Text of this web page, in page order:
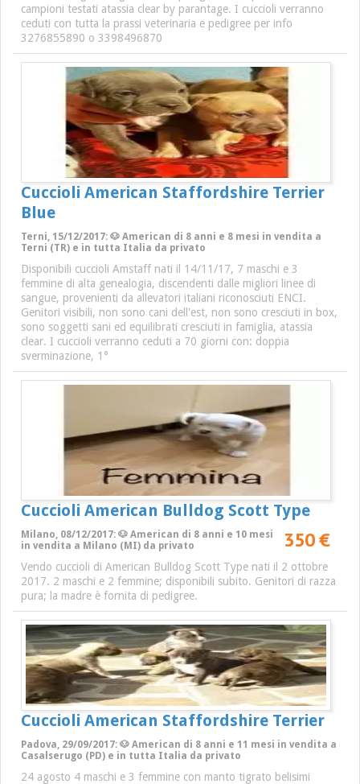
campioni testati atassia clear by parantage. I cuccioli verranno
ceduti con tutta la prassi veterinaria e pedigree per info
3276855890 o 3398496870
Cuccioli American Staffordshire Terrier
Blue
Terni, 15/12/2017: 🐶 American di 8 anni e 8 mesi in vendita a
Terni (TR) e in tutta Italia da privato
Disponibili cuccioli Amstaff nati il 14/11/17, 7 maschi e 3
femmine di alta genealogia, discendenti dalle migliori linee di
sangue, provenienti da allevatori italiani riconosciuti ENCI.
Genitori visibili, non sono cani dell'est, non sono cresciuti in box,
sono soggetti sani ed equilibrati cresciuti in famiglia, atassia
clear. I cuccioli verranno ceduti a 70 giorni con: doppia
sverminazione, 1°
Cuccioli American Bulldog Scott Type
350 €
Milano, 08/12/2017: 🐶 American di 8 anni e 10 mesi
in vendita a Milano (MI) da privato
Vendo cuccioli di American Bulldog Scott Type nati il 2 ottobre
2017. 2 maschi e 2 femmine; disponibili subito. Genitori di razza
pura; la madre è fornita di pedigree.
Cuccioli American Staffordshire Terrier
Padova, 29/09/2017: 🐶 American di 8 anni e 11 mesi in vendita a
Casalserugo (PD) e in tutta Italia da privato
24 agosto 4 maschi e 3 femmine con manto tigrato belisimi